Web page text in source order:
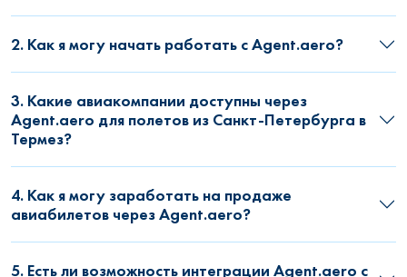
2. Как я могу начать работать с Agent.aero?
3. Какие авиакомпании доступны через
Agent.aero для полетов из Санкт-Петербурга в
Термез?
4. Как я могу заработать на продаже
авиабилетов через Agent.aero?
5. Есть ли возможность интеграции Agent.aero с